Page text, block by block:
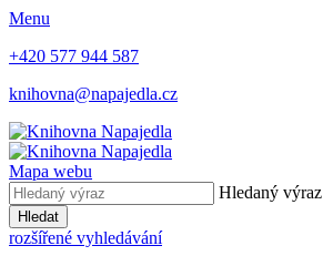
Menu
+420 577 944 587
knihovna@napajedla.cz
Mapa webu
Hledaný výraz
Hledat
rozšířené vyhledávání